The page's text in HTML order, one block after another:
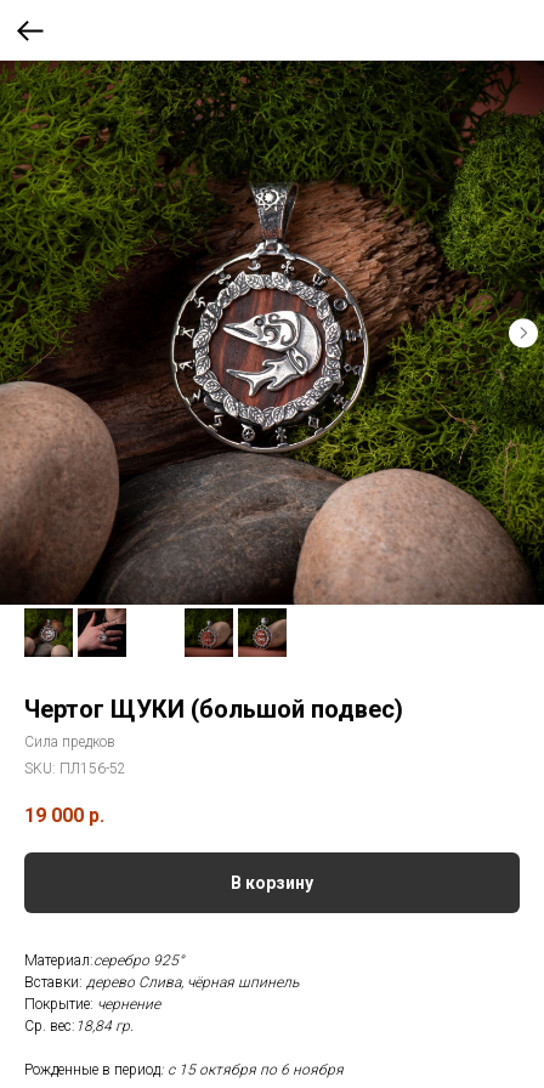
Чертог ЩУКИ (большой подвес)
Сила предков
SKU: ПЛ156-52
19 000 р.
В корзину
Материал:серебро 925°
Вставки: дерево Слива, чёрная шпинель
Покрытие: чернение
Ср. вес: 18,84 гр.
Рожденные в период: с 15 октября по 6 ноября